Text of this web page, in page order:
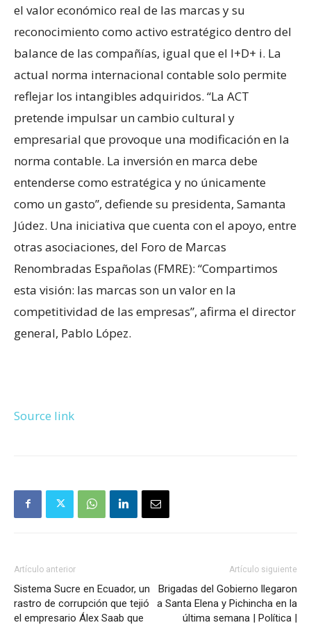
el valor económico real de las marcas y su
reconocimiento como activo estratégico dentro del
balance de las compañías, igual que el I+D+ i. La
actual norma internacional contable solo permite
reflejar los intangibles adquiridos. “La ACT
pretende impulsar un cambio cultural y
empresarial que provoque una modificación en la
norma contable. La inversión en marca debe
entenderse como estratégica y no únicamente
como un gasto”, defiende su presidenta, Samanta
Júdez. Una iniciativa que cuenta con el apoyo, entre
otras asociaciones, del Foro de Marcas
Renombradas Españolas (FMRE): “Compartimos
esta visión: las marcas son un valor en la
competitividad de las empresas”, afirma el director
general, Pablo López.
Source link
Artículo anterior
Sistema Sucre en Ecuador, un
rastro de corrupción que tejió
el empresario Álex Saab que
Artículo siguiente
Brigadas del Gobierno llegaron
a Santa Elena y Pichincha en la
última semana | Política |